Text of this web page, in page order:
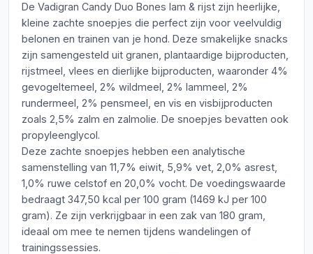
De Vadigran Candy Duo Bones lam & rijst zijn heerlijke,
kleine zachte snoepjes die perfect zijn voor veelvuldig
belonen en trainen van je hond. Deze smakelijke snacks
zijn samengesteld uit granen, plantaardige bijproducten,
rijstmeel, vlees en dierlijke bijproducten, waaronder 4%
gevogeltemeel, 2% wildmeel, 2% lammeel, 2%
rundermeel, 2% pensmeel, en vis en visbijproducten
zoals 2,5% zalm en zalmolie. De snoepjes bevatten ook
propyleenglycol.
Deze zachte snoepjes hebben een analytische
samenstelling van 11,7% eiwit, 5,9% vet, 2,0% asrest,
1,0% ruwe celstof en 20,0% vocht. De voedingswaarde
bedraagt 347,50 kcal per 100 gram (1469 kJ per 100
gram). Ze zijn verkrijgbaar in een zak van 180 gram,
ideaal om mee te nemen tijdens wandelingen of
trainingssessies.